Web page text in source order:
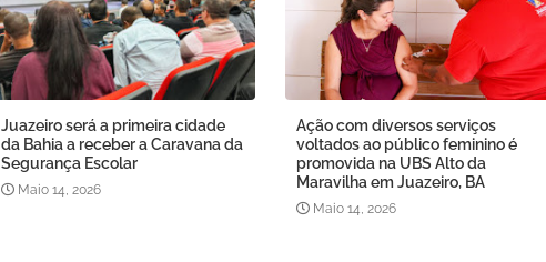
Juazeiro será a primeira cidade
da Bahia a receber a Caravana da
Segurança Escolar
Maio 14, 2026
Ação com diversos serviços
voltados ao público feminino é
promovida na UBS Alto da
Maravilha em Juazeiro, BA
Maio 14, 2026